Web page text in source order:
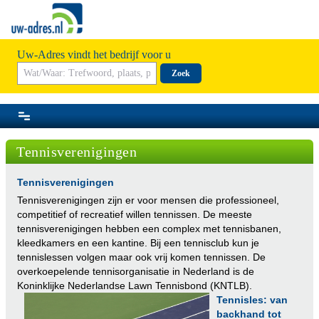
Uw-Adres vindt het bedrijf voor u
Zoek
Tennisverenigingen
Tennisverenigingen
Tennisverenigingen zijn er voor mensen die professioneel,
competitief of recreatief willen tennissen. De meeste
tennisverenigingen hebben een complex met tennisbanen,
kleedkamers en een kantine. Bij een tennisclub kun je
tennislessen volgen maar ook vrij komen tennissen. De
overkoepelende tennisorganisatie in Nederland is de
Koninklijke Nederlandse Lawn Tennisbond (KNTLB).
Tennisles: van
backhand tot